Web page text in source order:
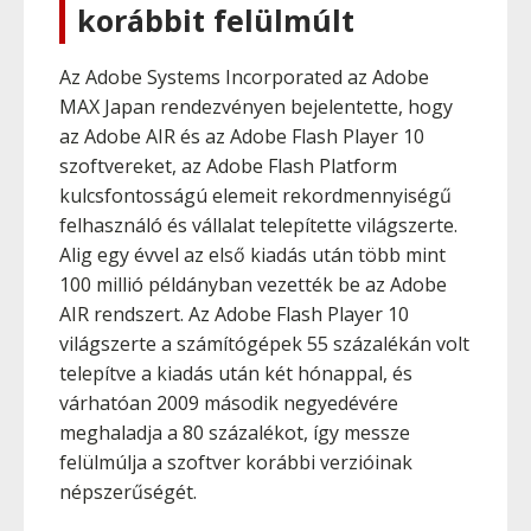
korábbit felülmúlt
Az Adobe Systems Incorporated az Adobe
MAX Japan rendezvényen bejelentette, hogy
az Adobe AIR és az Adobe Flash Player 10
szoftvereket, az Adobe Flash Platform
kulcsfontosságú elemeit rekordmennyiségű
felhasználó és vállalat telepítette világszerte.
Alig egy évvel az első kiadás után több mint
100 millió példányban vezették be az Adobe
AIR rendszert. Az Adobe Flash Player 10
világszerte a számítógépek 55 százalékán volt
telepítve a kiadás után két hónappal, és
várhatóan 2009 második negyedévére
meghaladja a 80 százalékot, így messze
felülmúlja a szoftver korábbi verzióinak
népszerűségét.